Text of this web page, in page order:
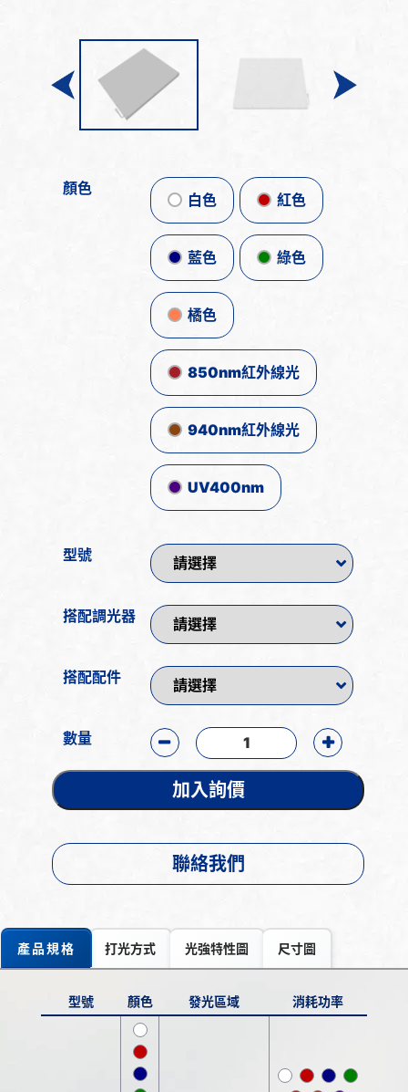
顏色
白色 紅色
藍色 綠色
橘色
850nm紅外線光
940nm紅外線光
UV400nm
型號
搭配調光器
搭配配件
數量
加入詢價
聯絡我們
產品規格 打光方式 光強特性圖 尺寸圖
型號 顏色 發光區域 消耗功率